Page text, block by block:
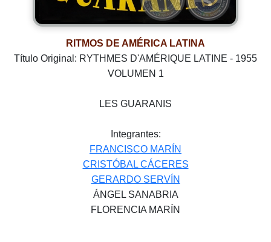
RITMOS DE AMÉRICA LATINA
Título Original: RYTHMES D'AMÉRIQUE LATINE - 1955
VOLUMEN 1
LES GUARANIS
Integrantes:
FRANCISCO MARÍN
CRISTÓBAL CÁCERES
GERARDO SERVÍN
ÁNGEL SANABRIA
FLORENCIA MARÍN